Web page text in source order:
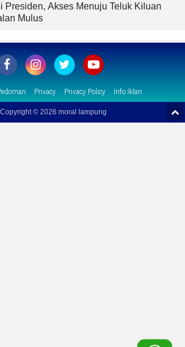
Presiden, Akses Menuju Teluk Kiluan
Mulus
Privacy Privacy Policy Info Iklan
Copyright © 2026 moral lampung